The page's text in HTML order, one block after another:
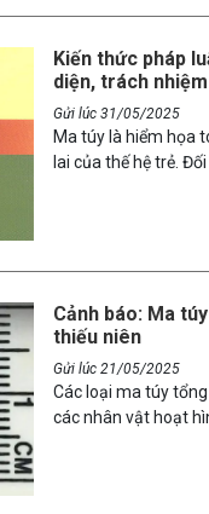
Kiến thức pháp
diện, trách
Gửi lúc 31/05/2025
Ma túy là hiểm họa
lai của thế hệ trẻ.
Cảnh báo: Ma
thiếu niên
Gửi lúc 21/05/2025
Các loại ma túy
các nhân vật hoạt